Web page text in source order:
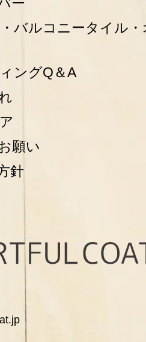
ー
バルコニータイル・
ングQ＆A
願い
針